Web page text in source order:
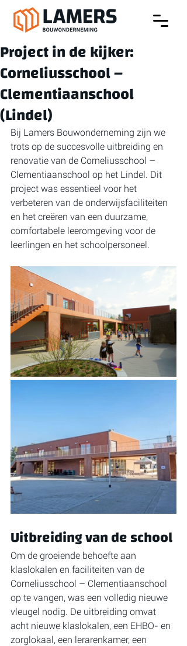
Project in de kijker:
Corneliusschool –
Clementiaanschool
(Lindel)
Bij Lamers Bouwonderneming zijn we
trots op de succesvolle uitbreiding en
renovatie van de Corneliusschool –
Clementiaanschool op het Lindel. Dit
project was essentieel voor het
verbeteren van de onderwijsfaciliteiten
en het creëren van een duurzame,
comfortabele leeromgeving voor de
leerlingen en het schoolpersoneel.
Uitbreiding van de school
Om de groeiende behoefte aan
klaslokalen en faciliteiten van de
Corneliusschool – Clementiaanschool
op te vangen, was een volledig nieuwe
vleugel nodig. De uitbreiding omvat
acht nieuwe klaslokalen, een EHBO- en
zorglokaal, een lerarenkamer, een